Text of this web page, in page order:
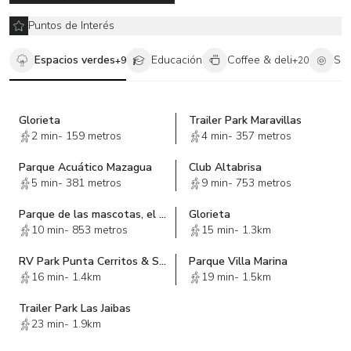
Puntos de Interés
Espacios verdes+9 Educación Coffee & deli+20
Glorieta
2 min- 159 metros
Trailer Park Maravillas
4 min- 357 metros
Parque Acuático Mazagua
5 min- 381 metros
Club Altabrisa
9 min- 753 metros
Parque de las mascotas, el cielo parque residencial
10 min- 853 metros
Glorieta
15 min- 1.3km
RV Park Punta Cerritos & Suites
16 min- 1.4km
Parque Villa Marina
19 min- 1.5km
Trailer Park Las Jaibas
23 min- 1.9km